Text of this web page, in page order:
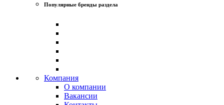
Популярные бренды раздела
Компания
О компании
Вакансии